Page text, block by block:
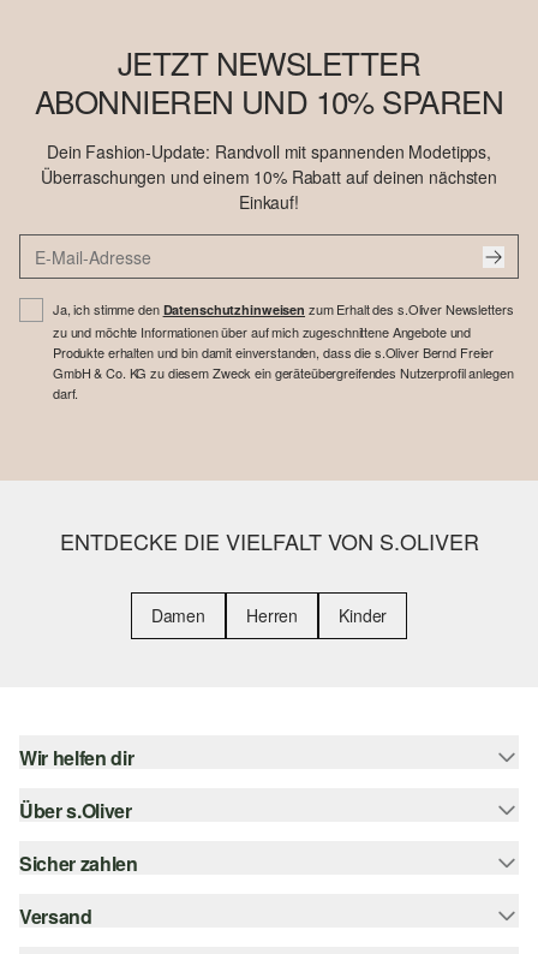
JETZT NEWSLETTER
ABONNIEREN UND 10% SPAREN
Dein Fashion-Update: Randvoll mit spannenden Modetipps,
Überraschungen und einem 10% Rabatt auf deinen nächsten
Einkauf!
Ja, ich stimme den Datenschutzhinweisen zum Erhalt des s.Oliver Newsletters
zu und möchte Informationen über auf mich zugeschnittene Angebote und
Produkte erhalten und bin damit einverstanden, dass die s.Oliver Bernd Freier
GmbH & Co. KG zu diesem Zweck ein geräteübergreifendes Nutzerprofil anlegen
darf.
ENTDECKE DIE VIELFALT VON S.OLIVER
Damen Herren Kinder
Wir helfen dir
Hilfe & FAQ
Größenberatung
Über s.Oliver
s.Oliver Magazin
Whatsapp
Sicher zahlen
Rechnung
Versand